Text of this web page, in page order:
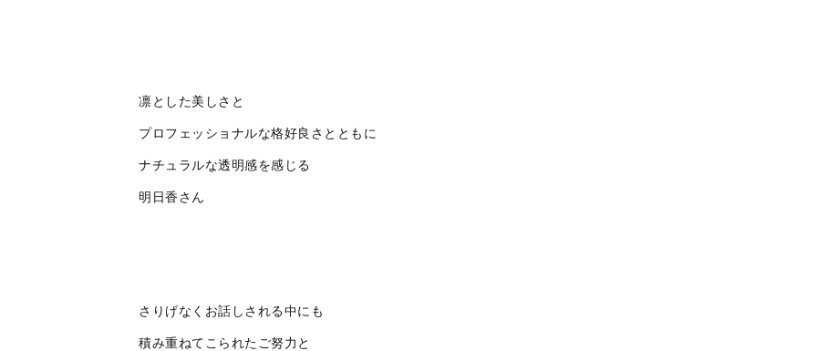
凛とした美しさと
プロフェッショナルな格好良さとともに
ナチュラルな透明感を感じる
明日香さん
さりげなくお話しされる中にも
積み重ねてこられたご努力と